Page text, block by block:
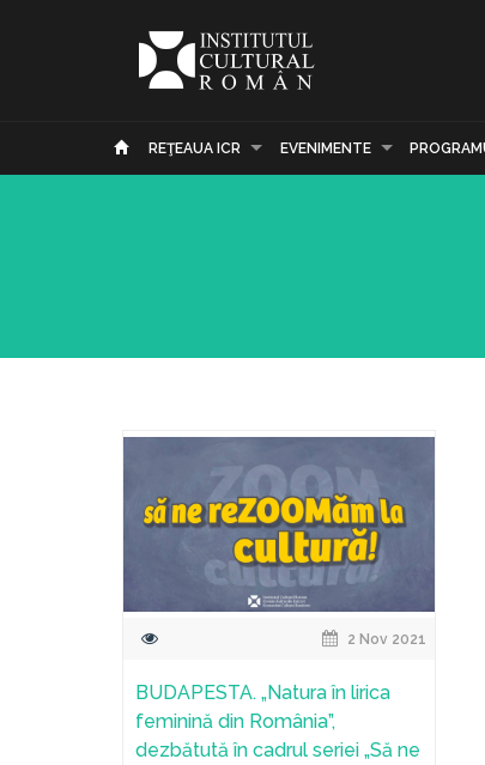
REŢEAUA ICR EVENIMENTE
2 Nov 2021
BUDAPESTA. „Natura în lirica
feminină din România”,
dezbătută în cadrul seriei „Să ne